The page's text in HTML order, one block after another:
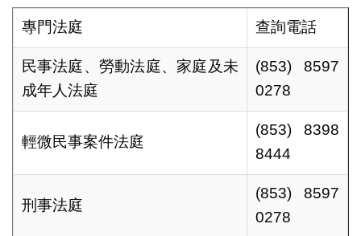
專門法庭 查詢電話
民事法庭、勞動法庭、家庭及未
成年人法庭
(853) 8597
0278
輕微民事案件法庭
(853) 8398
8444
刑事法庭
(853) 8597
0278